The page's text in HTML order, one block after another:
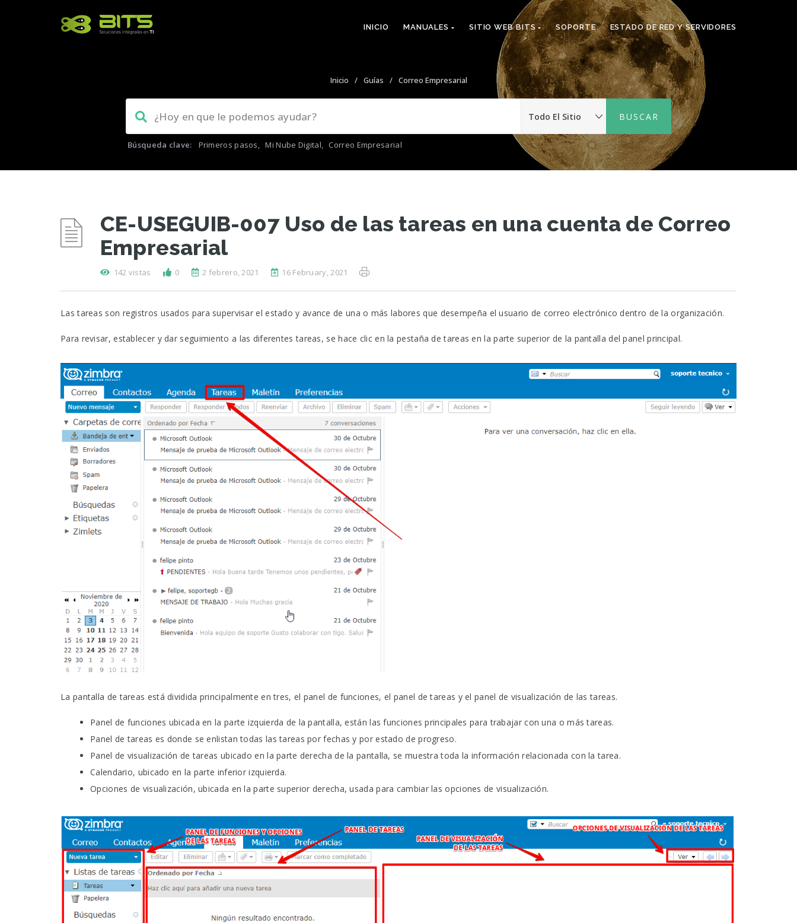
INICIO MANUALES SITIO WEB BITS SOPORTE ESTADO DE RED Y SERVIDORES
Inicio / Guías / Correo Empresarial
Búsqueda clave: Primeros pasos, Mi Nube Digital, Correo Empresarial
CE-USEGUIB-007 Uso de las tareas en una cuenta de Correo
Empresarial
142 vistas 0 2 febrero, 2021 16 February, 2021
Las tareas son registros usados para supervisar el estado y avance de una o más labores que desempeña el usuario de correo electrónico dentro de la organización.
Para revisar, establecer y dar seguimiento a las diferentes tareas, se hace clic en la pestaña de tareas en la parte superior de la pantalla del panel principal.
La pantalla de tareas está dividida principalmente en tres, el panel de funciones, el panel de tareas y el panel de visualización de las tareas.
Panel de funciones ubicada en la parte izquierda de la pantalla, están las funciones principales para trabajar con una o más tareas.
Panel de tareas es donde se enlistan todas las tareas por fechas y por estado de progreso.
Panel de visualización de tareas ubicado en la parte derecha de la pantalla, se muestra toda la información relacionada con la tarea.
Calendario, ubicado en la parte inferior izquierda.
Opciones de visualización, ubicada en la parte superior derecha, usada para cambiar las opciones de visualización.